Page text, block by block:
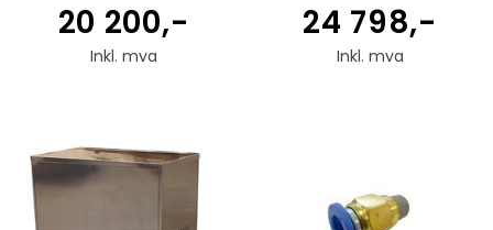
20 200,-
Inkl. mva
24 798,-
Inkl. mva